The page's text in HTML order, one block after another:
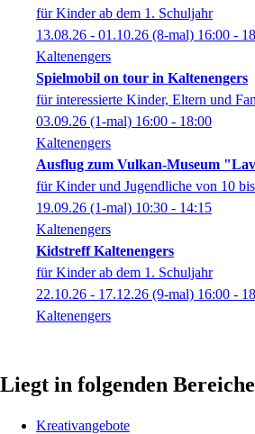
für Kinder ab dem 1. Schuljahr
13.08.26 - 01.10.26 (8-mal) 16:00 -
Kaltenengers
Spielmobil on tour in Kaltenengers
für interessierte Kinder, Eltern und
03.09.26 (1-mal) 16:00 - 18:00
Kaltenengers
Ausflug zum Vulkan-Museum
für Kinder und Jugendliche von 10
19.09.26 (1-mal) 10:30 - 14:15
Kaltenengers
Kidstreff Kaltenengers
für Kinder ab dem 1. Schuljahr
22.10.26 - 17.12.26 (9-mal) 16:00 -
Kaltenengers
Liegt in folgenden
Kreativangebote